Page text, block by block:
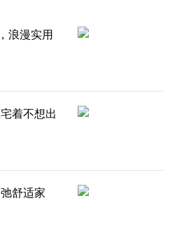
浪漫实用
着不想出
舒适家